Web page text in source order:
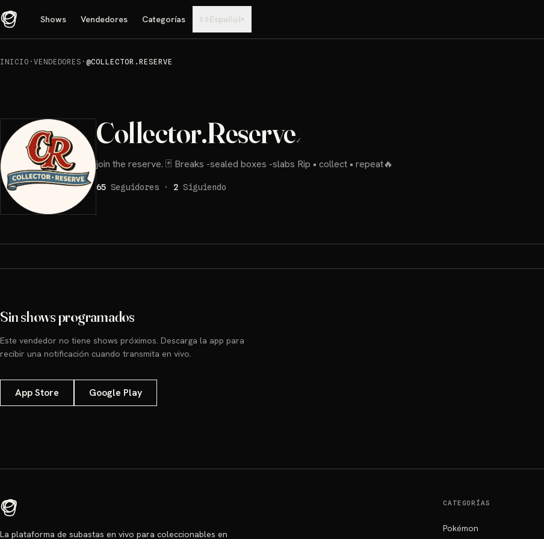
Shows Vendedores Categorías ES Español▾
INICIO · VENDEDORES ·@COLLECTOR.RESERVE
Collector.Reserve✓
join the reserve. 🃏 Breaks -sealed boxes -slabs Rip • collect • repeat🔥
65 Seguidores · 2 Siguiendo
Sin shows programados
Este vendedor no tiene shows próximos. Descarga la app para
recibir una notificación cuando transmita en vivo.
App Store Google Play
La plataforma de subastas en vivo para coleccionables en
CATEGORÍAS
Pokémon